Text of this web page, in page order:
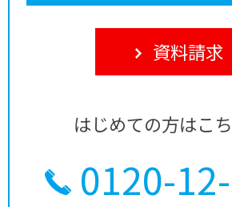
資料請求
はじめての方はこ
0120-